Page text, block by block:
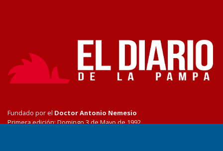
Fundado por el Doctor Antonio Nemesio
Primera edición: Domingo 3 de Mayo de 1992